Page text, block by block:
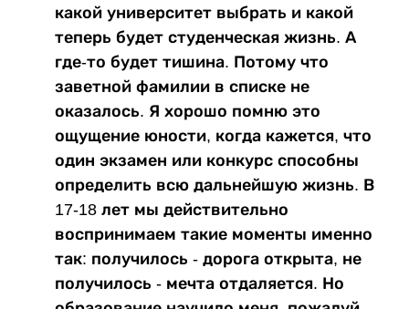
какой университет выбрать и какой
теперь будет студенческая жизнь. А
где-то будет тишина. Потому что
заветной фамилии в списке не
оказалось. Я хорошо помню это
ощущение юности, когда кажется, что
один экзамен или конкурс способны
определить всю дальнейшую жизнь. В
17-18 лет мы действительно
воспринимаем такие моменты именно
так: получилось - дорога открыта, не
получилось - мечта отдаляется. Но